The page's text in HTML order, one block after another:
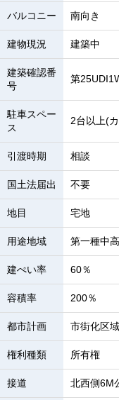
バルコニー 南向き
建物現況 建築中
建築確認番
号
第
駐車スペー
ス
2台以上(
引渡時期 相談
国土法届出 不要
地目 宅地
用途地域 第一種中
建ぺい率 60％
容積率 200％
都市計画 市街化区域
権利種類 所有権
接道 北西側6M